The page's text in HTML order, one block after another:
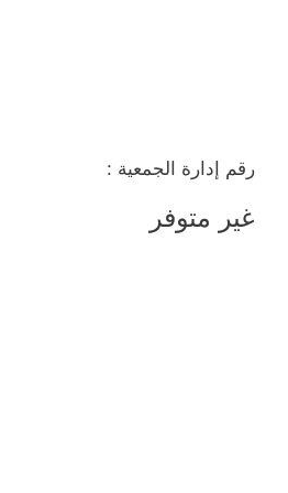
رقم إدارة الجمعية :
غير متوفر